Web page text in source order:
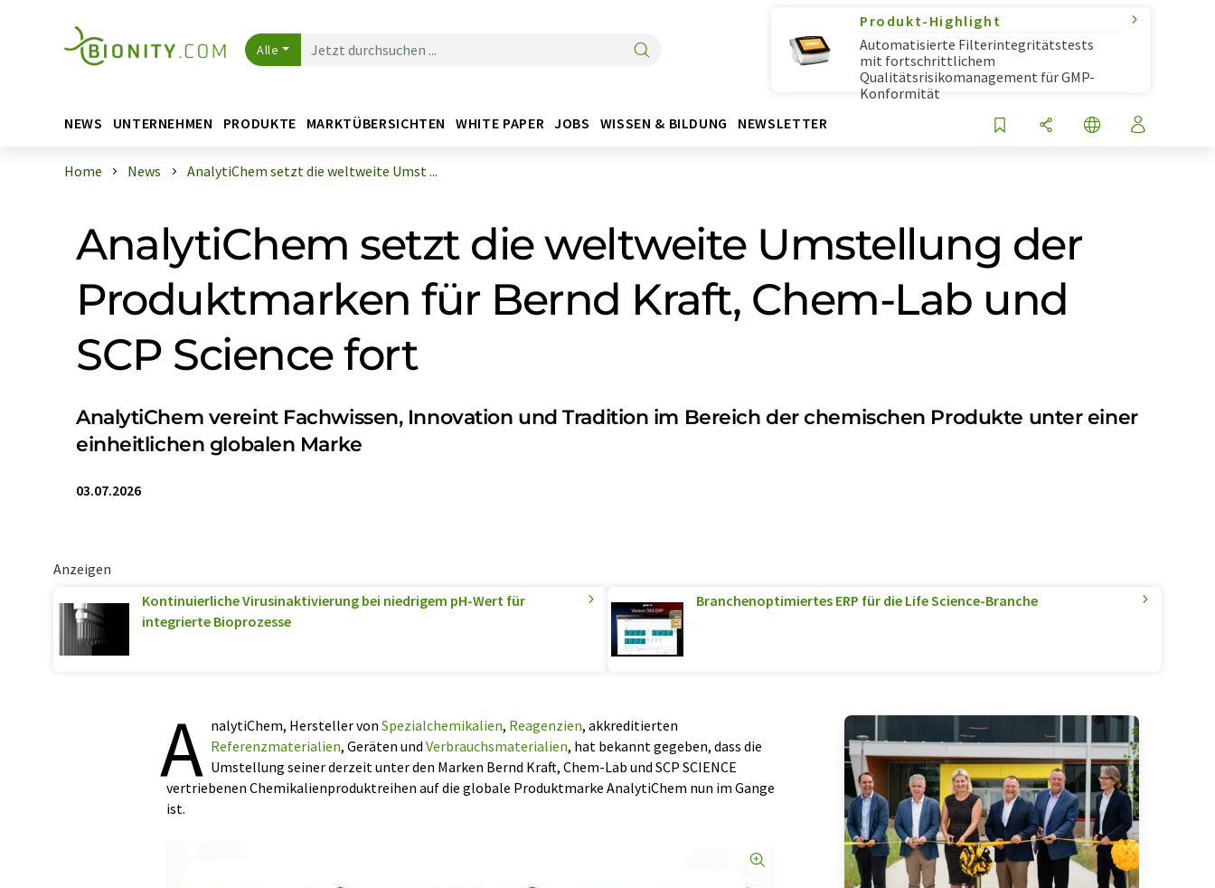
Alle
Produkt-Highlight
Automatisierte Filterintegritätstests
mit fortschrittlichem
Qualitätsrisikomanagement für GMP-
Konformität
NEWS
UNTERNEHMEN PRODUKTE MARKTÜBERSICHTEN WHITE PAPER JOBS WISSEN & BILDUNG NEWSLETTER
Home News AnalytiChem setzt die weltweite Umst ...
AnalytiChem setzt die weltweite Umstellung der
Produktmarken für Bernd Kraft, Chem-Lab und
SCP Science fort
AnalytiChem vereint Fachwissen, Innovation und Tradition im Bereich der chemischen Produkte unter einer
einheitlichen globalen Marke
03.07.2026
Anzeigen
Kontinuierliche Virusinaktivierung bei niedrigem pH-Wert für
integrierte Bioprozesse
Branchenoptimiertes ERP für die Life Science-Branche
A nalytiChem, Hersteller von Spezialchemikalien, Reagenzien, akkreditierten
Referenzmaterialien, Geräten und Verbrauchsmaterialien, hat bekannt gegeben, dass die
Umstellung seiner derzeit unter den Marken Bernd Kraft, Chem-Lab und SCP SCIENCE
vertriebenen Chemikalienproduktreihen auf die globale Produktmarke AnalytiChem nun im Gange
ist.